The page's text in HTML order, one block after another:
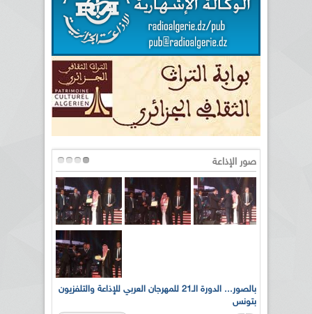
صور الإذاعة
بالصور... الدورة الـ21 للمهرجان العربي للإذاعة والتلفزيون
بتونس